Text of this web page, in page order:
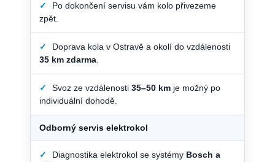
✓
Po dokončení servisu vám kolo přivezeme
zpět.
✓
Doprava kola v Ostravě a okolí do vzdálenosti
35 km zdarma
✓ Svoz ze vzdálenosti 35–50 km je možný po
individuální dohodě.
Odborný servis elektrokol
✓ Diagnostika elektrokol se systémy Bosch a